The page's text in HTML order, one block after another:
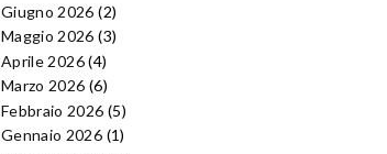
Giugno 2026 (2)
Maggio 2026 (3)
Aprile 2026(4)
Marzo 2026 (6)
Febbraio 2026 (5)
Gennaio 2026 (1)